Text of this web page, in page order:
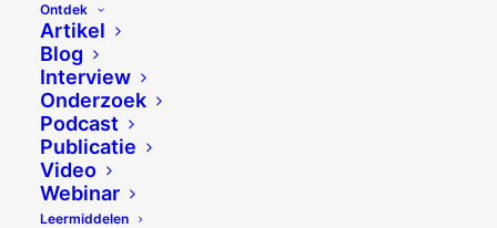
Ontdek
Artikel
Blog
Interview
Onderzoek
Podcast
Publicatie
Video
Webinar
Leermiddelen